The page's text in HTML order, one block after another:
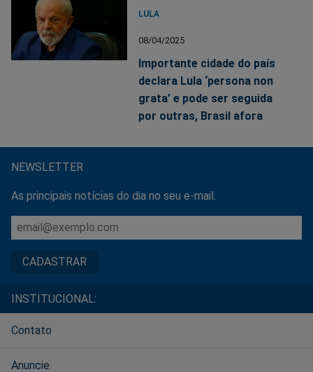
LULA
08/04/2025
Importante cidade do país
declara Lula ‘persona non
grata’ e pode ser seguida
por outras, Brasil afora
NEWSLETTER
As principais notícias do dia no seu e-mail.
INSTITUCIONAL:
Contato
Anuncie